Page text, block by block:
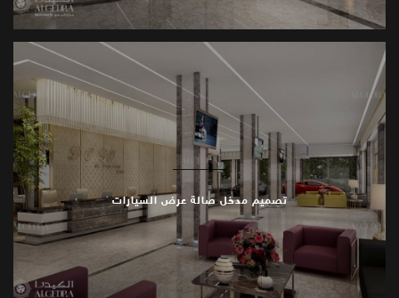
تصميم مدخل صالة عرض السيارات